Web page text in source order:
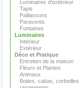
Luminaires d'extérieur
Tapis
Paillassons
Paravents
Fontaines
Luminaires
Intérieur
Extérieur
Déco et Pratique
Entretien de la maison
Fleurs et Plantes
Animaux
Boites, cabas, corbeilles,